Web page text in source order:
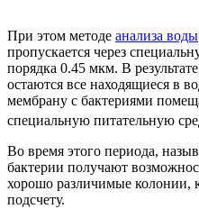
При этом методе анализа воды
пропускается через
порядка 0.45 мкм. В
остаются все находящиеся в
мембрану с бактериями
специальную питательную
Во время этого периода,
бактерии получают
хорошо различимые колонии,
подсчету.